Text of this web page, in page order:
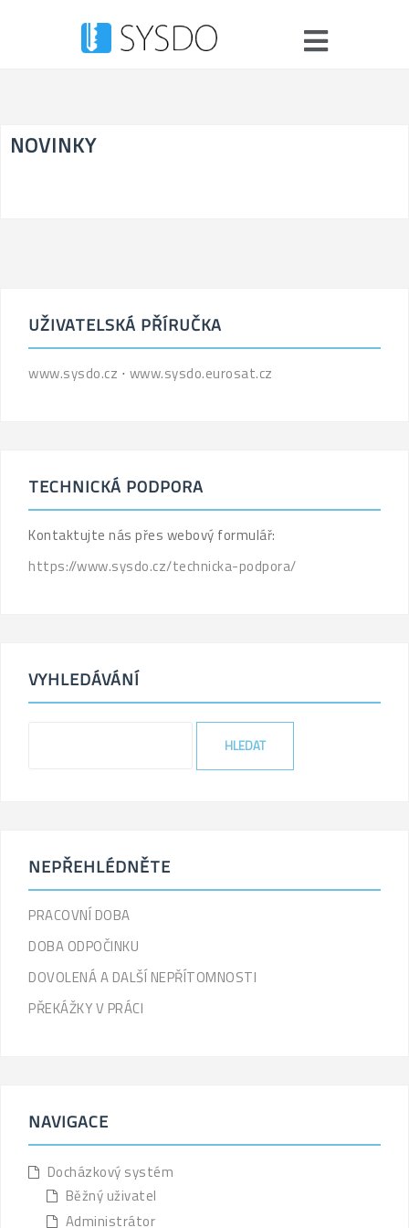
NOVINKY
UŽIVATELSKÁ PŘÍRUČKA
www.sysdo.cz ⋅ www.sysdo.eurosat.cz
TECHNICKÁ PODPORA
Kontaktujte nás přes webový formulář:
https://www.sysdo.cz/technicka-podpora/
VYHLEDÁVÁNÍ
NEPŘEHLÉDNĚTE
PRACOVNÍ DOBA
DOBA ODPOČINKU
DOVOLENÁ A DALŠÍ NEPŘÍTOMNOSTI
PŘEKÁŽKY V PRÁCI
NAVIGACE
Docházkový systém
Běžný uživatel
Administrátor